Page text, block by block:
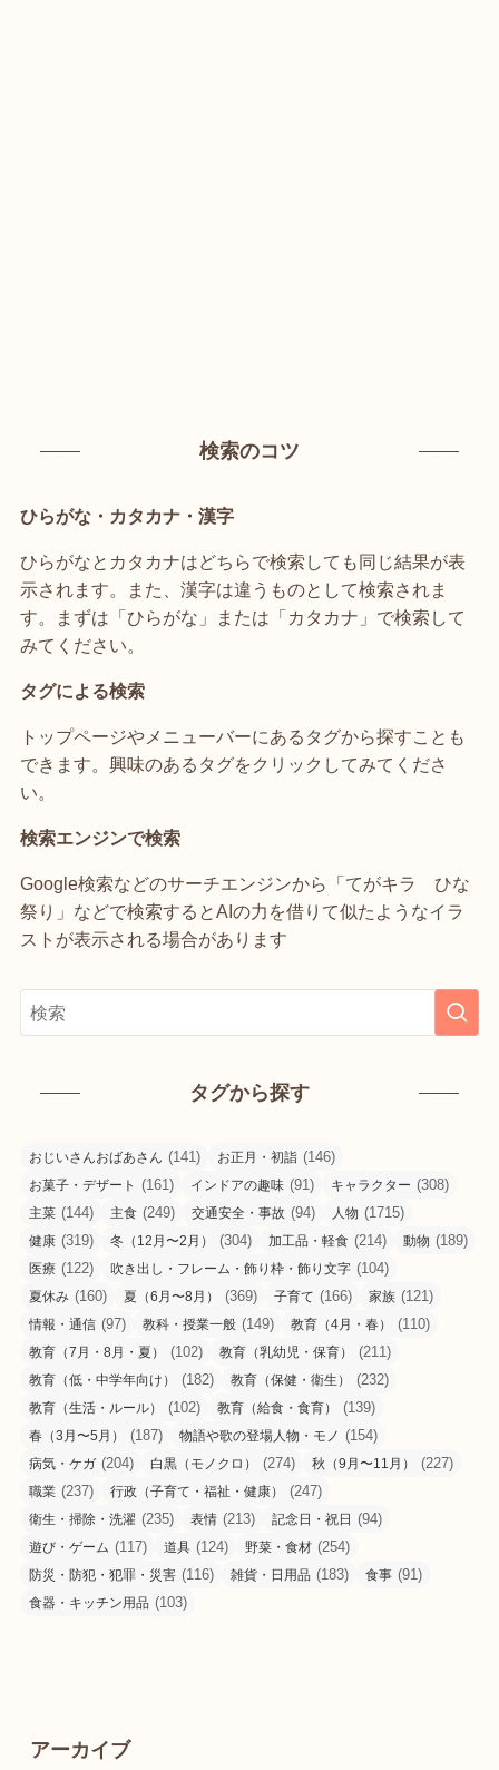
検索のコツ
ひらがな・カタカナ・漢字
ひらがなとカタカナはどちらで検索しても同じ結果が表
示されます。また、漢字は違うものとして検索されま
す。まずは「ひらがな」または「カタカナ」で検索して
みてください。
タグによる検索
トップページやメニューバーにあるタグから探すことも
できます。興味のあるタグをクリックしてみてくださ
い。
検索エンジンで検索
Google検索などのサーチエンジンから「てがキラ ひな
祭り」などで検索するとAIの力を借りて似たようなイラ
ストが表示される場合があります
タグから探す
おじいさんおばあさん (141) お正月・初詣 (146)
お菓子・デザート (161) インドアの趣味 (91) キャラクター (308)
主菜 (144) 主食 (249) 交通安全・事故 (94) 人物 (1715)
健康 (319) 冬（12月〜2月） (304) 加工品・軽食 (214) 動物 (189)
医療 (122) 吹き出し・フレーム・飾り枠・飾り文字 (104)
夏休み (160) 夏（6月〜8月） (369) 子育て (166) 家族 (121)
情報・通信 (97) 教科・授業一般 (149) 教育（4月・春） (110)
教育（7月・8月・夏） (102) 教育（乳幼児・保育） (211)
教育（低・中学年向け） (182) 教育（保健・衛生） (232)
教育（生活・ルール） (102) 教育（給食・食育） (139)
春（3月〜5月） (187) 物語や歌の登場人物・モノ (154)
病気・ケガ (204) 白黒（モノクロ） (274) 秋（9月〜11月） (227)
職業 (237) 行政（子育て・福祉・健康） (247)
衛生・掃除・洗濯 (235) 表情 (213) 記念日・祝日 (94)
遊び・ゲーム (117) 道具 (124) 野菜・食材 (254)
防災・防犯・犯罪・災害 (116) 雑貨・日用品 (183) 食事 (91)
食器・キッチン用品 (103)
アーカイブ